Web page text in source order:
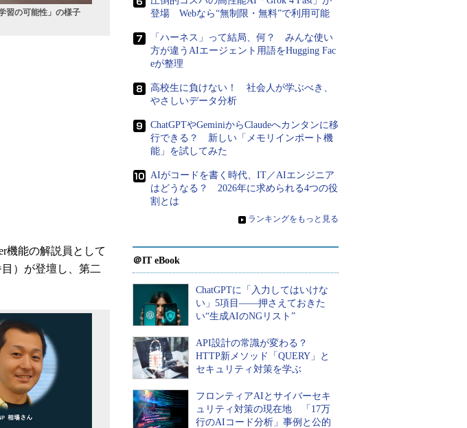
習の可能性」の様子
機能の解説員として
）が登壇し、第二
登場 Webなら“無制限・無料”で利用可能
「ハーネス」って結局、何？ みんな使い
方が違うAIエージェント用語をHugging Fac
eが整理
高校生に負けない！ 社会人が学ぶべき、
やさしいデータ分析
ChatGPTやGeminiからClaudeへカンタンに移
行できる？ 新しい「メモリインポート機
能」を試してみた
AIがコードを書く時代、IT／AIエンジニア
はどうなる？ 2026年に求められる4つの役
割とは
» ランキングをもっと見る
＠IT eBook
ChatGPTに「入力してはいけな
い」5項目――押さえておきた
い“生成AIのNGリスト”
API設計の常識が変わる？
HTTP新メソッド「QUERY」と
セキュリティ対策を学ぶ
フロンティアAIとサイバーセキ
ュリティ対策の現在地 「17万
行のAIコード分析」事例と公的